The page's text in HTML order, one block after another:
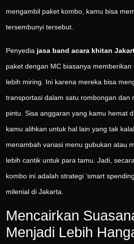
mengambil paket kombo, kamu bisa
tersembunyi tersebut.
Penyedia jasa band acara khitan
paket dengan MC biasanya
lebih miring. Ini karena mereka bisa
transportasi dalam satu rombongan dan
pintu. Sisa anggaran yang kamu hemat
kamu alihkan untuk hal lain yang tak
menambah variasi menu gubukan atau
lebih cantik untuk para tamu. Jadi,
kombo ini adalah strategi ‘smart
milenial di Jakarta.
Mencairkan
Menjadi Lebih